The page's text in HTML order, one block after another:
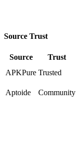
Source Trust
Source Trust
APKPure Trusted
Aptoide
Community